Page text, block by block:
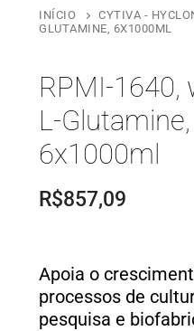
INÍCIO CYTIVA -
GLUTAMINE, 6X1000ML
RPMI-1640,
L-Glutamine,
6x1000ml
R$857,09
Apoia o
processos de
pesquisa e